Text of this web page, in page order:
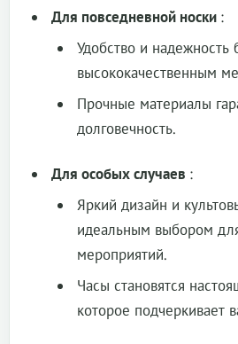
Для повседневной носки :
Удобство и надежность
высококачественным
Прочные материалы
долговечность.
Для особых случаев :
Яркий дизайн и
идеальным выбором
мероприятий.
Часы становятся
которое подчеркивает